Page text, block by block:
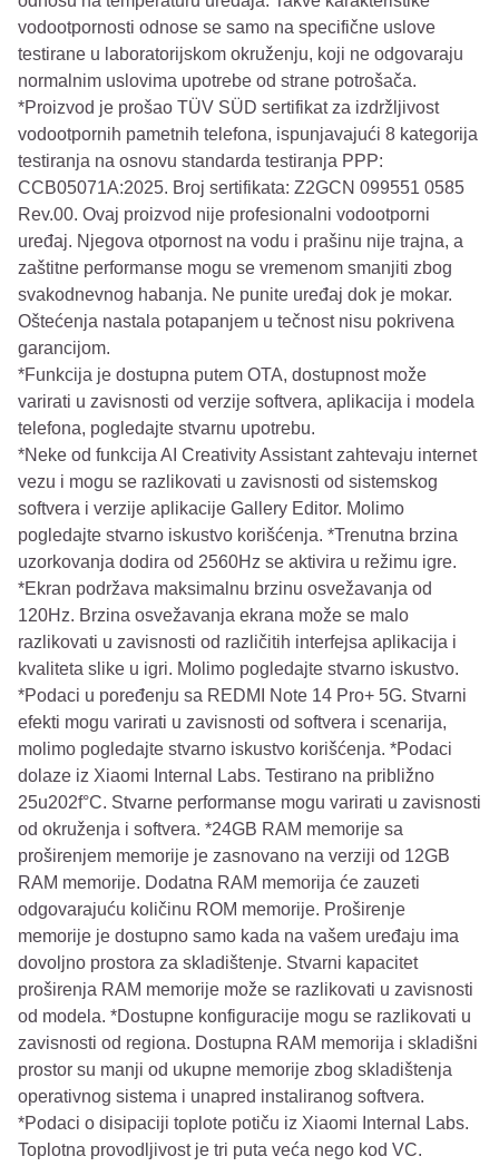
vodootpornosti odnose se samo na specifične uslove
testirane u laboratorijskom okruženju, koji ne odgovaraju
normalnim uslovima upotrebe od strane potrošača.
*Proizvod je prošao TÜV SÜD sertifikat za izdržljivost
vodootpornih pametnih telefona, ispunjavajući 8 kategorija
testiranja na osnovu standarda testiranja PPP:
CCB05071A:2025. Broj sertifikata: Z2GCN 099551 0585
Rev.00. Ovaj proizvod nije profesionalni vodootporni
uređaj. Njegova otpornost na vodu i prašinu nije trajna, a
zaštitne performanse mogu se vremenom smanjiti zbog
svakodnevnog habanja. Ne punite uređaj dok je mokar.
Oštećenja nastala potapanjem u tečnost nisu pokrivena
garancijom.
*Funkcija je dostupna putem OTA, dostupnost može
varirati u zavisnosti od verzije softvera, aplikacija i modela
telefona, pogledajte stvarnu upotrebu.
*Neke od funkcija AI Creativity Assistant zahtevaju internet
vezu i mogu se razlikovati u zavisnosti od sistemskog
softvera i verzije aplikacije Gallery Editor. Molimo
pogledajte stvarno iskustvo korišćenja. *Trenutna brzina
uzorkovanja dodira od 2560Hz se aktivira u režimu igre.
*Ekran podržava maksimalnu brzinu osvežavanja od
120Hz. Brzina osvežavanja ekrana može se malo
razlikovati u zavisnosti od različitih interfejsa aplikacija i
kvaliteta slike u igri. Molimo pogledajte stvarno iskustvo.
*Podaci u poređenju sa REDMI Note 14 Pro+ 5G. Stvarni
efekti mogu varirati u zavisnosti od softvera i scenarija,
molimo pogledajte stvarno iskustvo korišćenja. *Podaci
dolaze iz Xiaomi Internal Labs. Testirano na približno
25u202f°C. Stvarne performanse mogu varirati u zavisnosti
od okruženja i softvera. *24GB RAM memorije sa
proširenjem memorije je zasnovano na verziji od 12GB
RAM memorije. Dodatna RAM memorija će zauzeti
odgovarajuću količinu ROM memorije. Proširenje
memorije je dostupno samo kada na vašem uređaju ima
dovoljno prostora za skladištenje. Stvarni kapacitet
proširenja RAM memorije može se razlikovati u zavisnosti
od modela. *Dostupne konfiguracije mogu se razlikovati u
zavisnosti od regiona. Dostupna RAM memorija i skladišni
prostor su manji od ukupne memorije zbog skladištenja
operativnog sistema i unapred instaliranog softvera.
*Podaci o disipaciji toplote potiču iz Xiaomi Internal Labs.
Toplotna provodljivost je tri puta veća nego kod VC.